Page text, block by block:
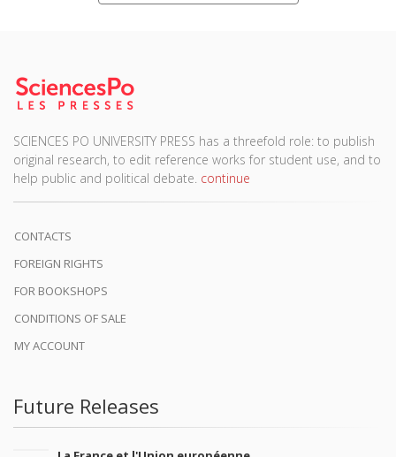
SCIENCES PO UNIVERSITY PRESS has a threefold role: to publish
original research, to edit reference works for student use, and to
help public and political debate. continue
CONTACTS
FOREIGN RIGHTS
FOR BOOKSHOPS
CONDITIONS OF SALE
MY ACCOUNT
Future Releases